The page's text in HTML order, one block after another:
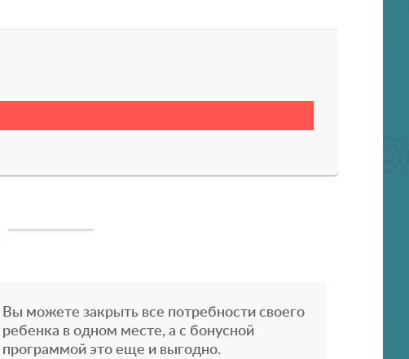
Вы можете закрыть все потребности своего
ребенка в одном месте, а с бонусной
программой это еще и выгодно.